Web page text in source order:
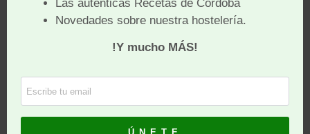
interior elMuseo Hidráulico de Córdobacon
recursos audiovisuales, maquetas, etc. por los que
podemos conocer el proceso de producción del
además de un mirador, y abajo vemos la vieja
estructura del molino con salida al río. Allí aprendes
la interpretación de la historia a través de la cultura,